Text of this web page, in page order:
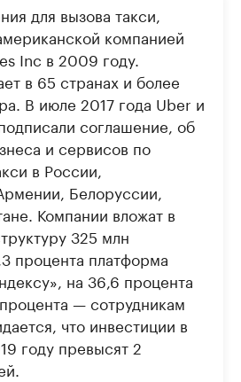
для вызова такси,
компанией
Inc в 2009 году.
в 65 странах и более
В июле 2017 года Uber и
соглашение, об
и сервисов по
в России,
Белоруссии,
Компании вложат в
325 млн
процента платформа
на 36,6 процента
— сотрудникам
что инвестиции в
году превысят 2